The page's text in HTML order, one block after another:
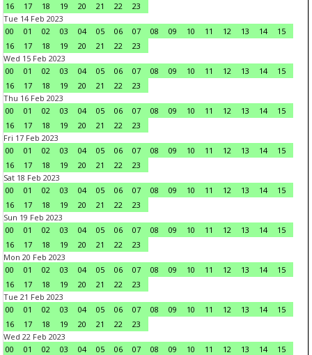
16
17 18 19 20 21 22
23
Tue 14 Feb 2023
00
01 02 03 04 05 06 07 08 09 10 11 12 13 14
15
16
17 18 19 20 21 22
23
Wed 15 Feb 2023
00
01 02 03 04 05 06 07 08 09 10 11 12 13 14
15
16
17 18 19 20 21 22
23
Thu 16 Feb 2023
00
01 02 03 04 05 06 07 08 09 10 11 12 13 14
15
16
17 18 19 20 21 22
23
Fri 17 Feb 2023
00
01 02 03 04 05 06 07 08 09 10 11 12 13 14
15
16
17 18 19 20 21 22
23
Sat 18 Feb 2023
00
01 02 03 04 05 06 07 08 09 10 11 12 13 14
15
16
17 18 19 20 21 22
23
Sun 19 Feb 2023
00
01 02 03 04 05 06 07 08 09 10 11 12 13 14
15
16
17 18 19 20 21 22
23
Mon 20 Feb 2023
00
01 02 03 04 05 06 07 08 09 10 11 12 13 14
15
16
17 18 19 20 21 22
23
Tue 21 Feb 2023
00
01 02 03 04 05 06 07 08 09 10 11 12 13 14
15
16
17 18 19 20 21 22
23
Wed 22 Feb 2023
00
01 02 03 04 05 06 07 08 09 10 11 12 13 14
15